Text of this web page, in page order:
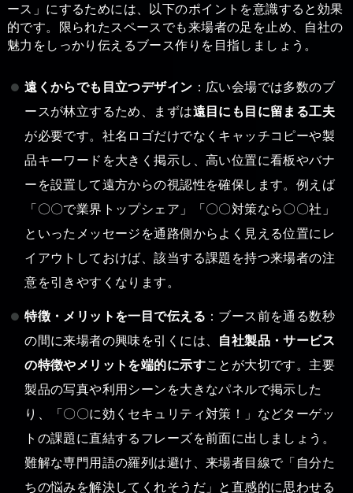
ース」にするためには、以下のポイントを意識すると効果
的です。限られたスペースでも来場者の足を止め、自社の
魅力をしっかり伝えるブース作りを目指しましょう。
遠くからでも目立つデザイン ：広い会場では多数のブ
ースが林立するため、まずは遠目にも目に留まる工夫
が必要です。社名ロゴだけでなくキャッチコピーや製
品キーワードを大きく掲示し、高い位置に看板やバナ
ーを設置して遠方からの視認性を確保します。例えば
「〇〇で業界トップシェア」「〇〇対策なら〇〇社」
といったメッセージを通路側からよく見える位置にレ
イアウトしておけば、該当する課題を持つ来場者の注
意を引きやすくなります。
特徴・メリットを一目で伝える ：ブース前を通る数秒
の間に来場者の興味を引くには、 自社製品・サービス
の特徴やメリットを端的に示すことが大切です。主要
製品の写真や利用シーンを大きなパネルで掲示した
り、「〇〇に効くセキュリティ対策！」などターゲッ
トの課題に直結するフレーズを前面に出しましょう。
難解な専門用語の羅列は避け、来場者目線で「自分た
ちの悩みを解決してくれそうだ」と直感的に思わせる